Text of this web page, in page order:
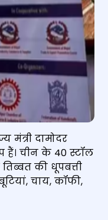
मंत्री दामोदर
हैं। चीन के 40 स्टॉल
की धूपबत्ती
चाय, कॉफी,